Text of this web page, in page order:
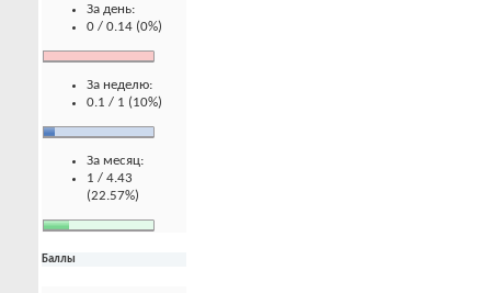
За день:
0 / 0.14 (0%)
За неделю:
0.1 / 1 (10%)
За месяц:
1 / 4.43
(22.57%)
Баллы